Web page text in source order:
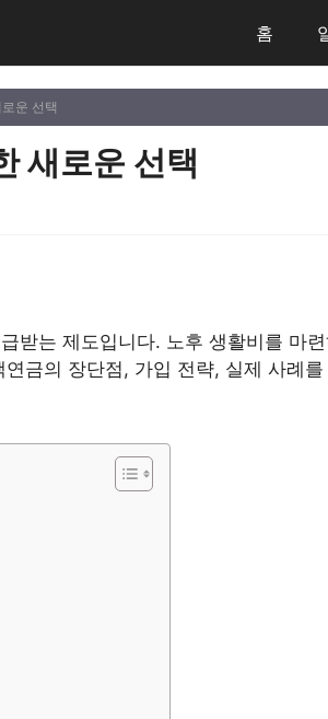
홈
운 선택
새로운 선택
받는 제도입니다. 노후 생활비를 마
금의 장단점, 가입 전략, 실제 사례